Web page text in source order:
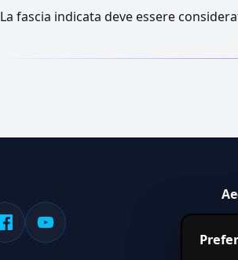
La fascia indicata deve essere